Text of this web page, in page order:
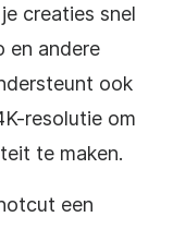
creaties snel
en andere
ook
resolutie om
te maken.
een